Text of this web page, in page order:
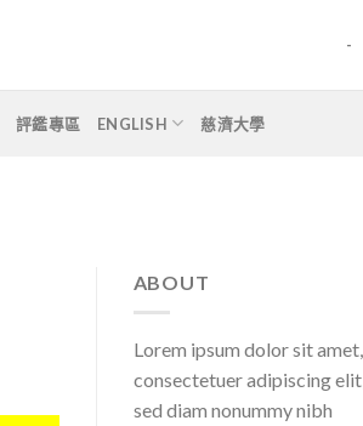
-
評鑑專區 ENGLISH 慈濟大學
ABOUT
Lorem ipsum dolor sit amet,
consectetuer adipiscing elit,
sed diam nonummy nibh